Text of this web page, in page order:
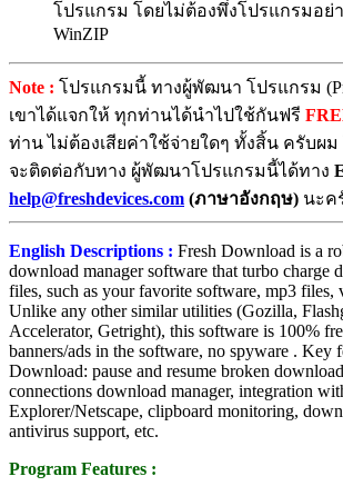
โปรแกรม โดยไม่ต้องพึ่งโปรแกรมอย่
WinZIP
Note : โปรแกรมนี้ ทางผู้พัฒนา โปรแกรม
เขาได้แจกให้ ทุกท่านได้นำไปใช้กันฟรี
ท่าน ไม่ต้องเสียค่าใช้จ่ายใดๆ ทั้งสิ้น ครับผ
จะติดต่อกับทาง ผู้พัฒนาโปรแกรมนี้ได้ทาง
help@freshdevices.com (ภาษาอังกฤษ) นะค
English Descriptions : Fresh Download is a
download manager software that turbo charge
files, such as your favorite software, mp3 files,
Unlike any other similar utilities (Gozilla,
Accelerator, Getright), this software is 100%
banners/ads in the software, no spyware . Key
Download: pause and resume broken
connections download manager, integration
Explorer/Netscape, clipboard monitoring,
antivirus support, etc.
Program Features :